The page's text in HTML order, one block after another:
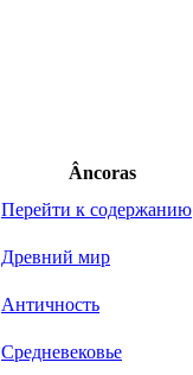
Âncoras
Перейти к содержанию
Древний мир
Античность
Средневековье